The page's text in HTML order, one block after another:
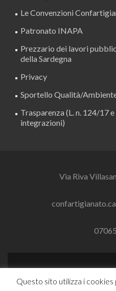
Le Convenzioni
Patronato INAPA
Prezzario dei lavori
della Sardegna
Privacy
Sportello Qualità/
Trasparenza (L. n. 124/17
integrazioni)
Via Riva
Link
a
Questo sito utilizza i